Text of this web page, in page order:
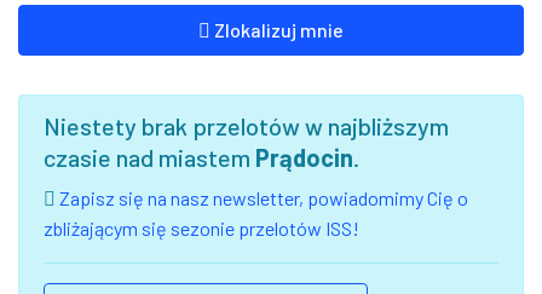
Zlokalizuj mnie
Niestety brak przelotów w najbliższym
czasie nad miastem Prądocin.
Zapisz się na nasz newsletter, powiadomimy Cię o
zbliżającym się sezonie przelotów ISS!